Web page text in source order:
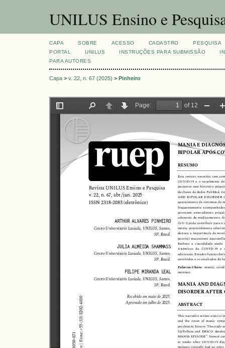
UNILUS Ensino e
CAPA SOBRE ACESSO CADASTRO
PESQUISA
PORTAL
UNILUS INSTRUÇÕES PARA SUBMISSÃO
PARA AUTORES
Capa > v. 22, n. 67 (2025) > Pinheiro